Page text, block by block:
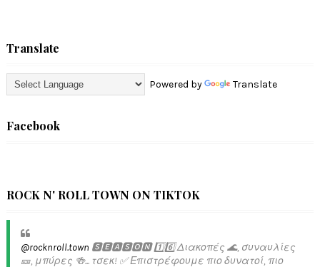
Translate
Powered by Translate
Facebook
ROCK N' ROLL TOWN ON TIKTOK
@rocknroll.town 🆂🅴🅰🆂🅾🅽 1️⃣6️⃣ Διακοπές 🌊, συναυλίες
🎫, μπύρες 🍻... τσεκ! ✅️ Επιστρέφουμε πιο δυνατοί, πιο